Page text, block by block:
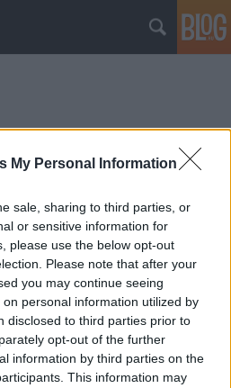
My Personal Information
sale, sharing to third parties, or
or sensitive information for
please use the below opt-out
Please note that after your
you may continue seeing
personal information utilized by
disclosed to third parties prior to
opt-out of the further
information by third parties on the
This information may
a múltkori kiscicás blog
sikere lett (20 perc sem telt
így arra gondoltam, most
hirdetést teszek
ez véresen komoly, hiába